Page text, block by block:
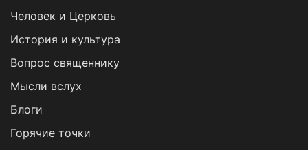
Человек и Церковь
История и культура
Вопрос священнику
Мысли вслух
Блоги
Горячие точки